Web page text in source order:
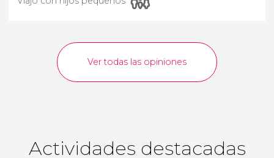
Ver todas las opiniones
Actividades destacadas